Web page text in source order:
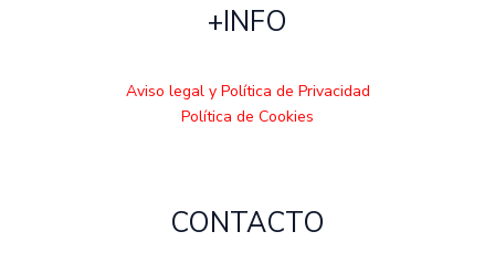
+INFO
Aviso legal y Política de Privacidad
Política de Cookies
CONTACTO